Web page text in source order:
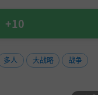
+10
多人 大战略
战争